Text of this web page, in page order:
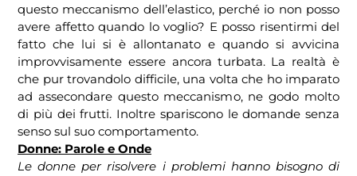
questo meccanismo dell’elastico, perché io non posso
avere affetto quando lo voglio? E posso risentirmi del
fatto che lui si è allontanato e quando si avvicina
improvvisamente essere ancora turbata. La realtà è
che pur trovandolo difficile, una volta che ho imparato
ad assecondare questo meccanismo, ne godo molto
di più dei frutti. Inoltre spariscono le domande senza
senso sul suo comportamento.
Donne: Parole e Onde
Le donne per risolvere i problemi hanno bisogno di